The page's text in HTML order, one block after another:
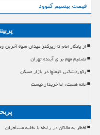
قیمت بیسیم کنوود
از یادگار امام تا زیرگذر میدان سپاه
تصمیم مهم برای آینده تهران
رکوردشکنی قیمتها در بازار مسکن
خانه هست، اما خریدار نیست
اخطار به مالکان در رابطه با تخلیه مستأجران